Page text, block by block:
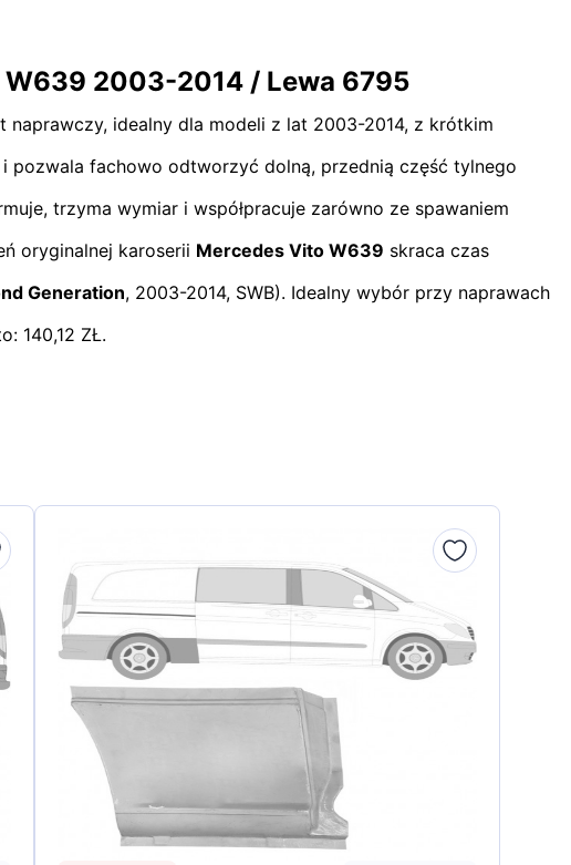
W639 2003-2014 / Lewa 6795
naprawczy, idealny dla modeli z lat 2003-2014, z krótkim
pozwala fachowo odtworzyć dolną, przednią część tylnego
trzyma wymiar i współpracuje zarówno ze spawaniem
oryginalnej karoserii Mercedes Vito W639 skraca czas
Generation, 2003-2014, SWB). Idealny wybór przy naprawach
140,12 ZŁ.